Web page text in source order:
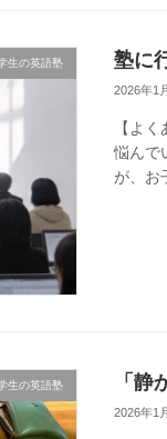
生の英語塾 塾に
2026年1
【よ
悩んで
が、お
生の英語塾 「
2026年1